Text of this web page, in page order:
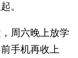
。
周六晚上放学
手机再收上